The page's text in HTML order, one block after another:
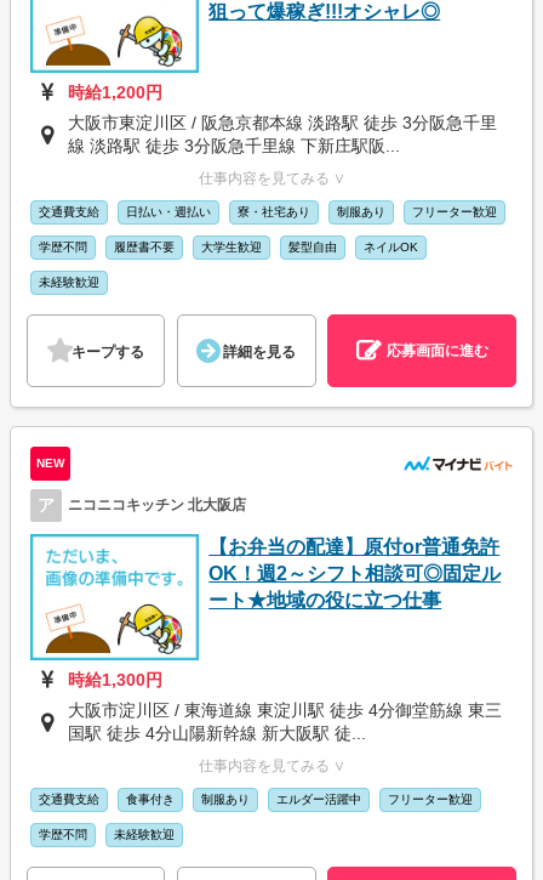
狙って爆稼ぎ!!!オシャレ◎
時給1,200円
大阪市東淀川区 / 阪急京都本線 淡路駅 徒歩 3分阪急千里
線 淡路駅 徒歩 3分阪急千里線 下新庄駅阪...
仕事内容を見てみる ∨
交通費支給 日払い・週払い 寮・社宅あり 制服あり フリーター歓迎
学歴不問 履歴書不要 大学生歓迎 髪型自由 ネイルOK
未経験歓迎
キープする 詳細を見る 応募画面に進む
NEW
ア ニコニコキッチン 北大阪店
【お弁当の配達】原付or普通免許
OK！週2～シフト相談可◎固定ル
ート★地域の役に立つ仕事
時給1,300円
大阪市淀川区 / 東海道線 東淀川駅 徒歩 4分御堂筋線 東三
国駅 徒歩 4分山陽新幹線 新大阪駅 徒...
仕事内容を見てみる ∨
交通費支給 食事付き 制服あり エルダー活躍中 フリーター歓迎
学歴不問 未経験歓迎